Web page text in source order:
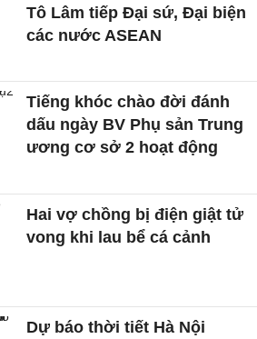
Tô Lâm tiếp Đại sứ, Đại biện
các nước ASEAN
Tiếng khóc chào đời đánh
dấu ngày BV Phụ sản Trung
ương cơ sở 2 hoạt động
Hai vợ chồng bị điện giật tử
vong khi lau bể cá cảnh
Dự báo thời tiết Hà Nội